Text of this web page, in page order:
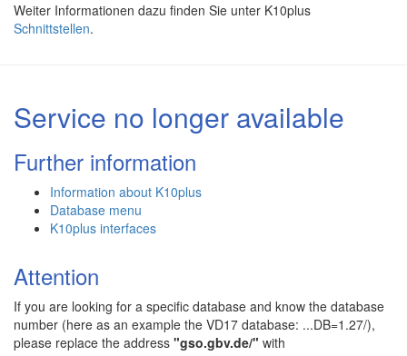
Weiter Informationen dazu finden Sie unter K10plus
Schnittstellen.
Service no longer available
Further information
Information about K10plus
Database menu
K10plus interfaces
Attention
If you are looking for a specific database and know the database
number (here as an example the VD17 database: ...DB=1.27/),
please replace the address "gso.gbv.de/" with